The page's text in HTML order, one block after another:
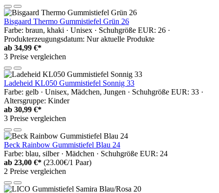
Bisgaard Thermo Gummistiefel Grün 26
Farbe: braun, khaki · Unisex · Schuhgröße EUR: 26 ·
Produkterzeugungsdatum: Nur aktuelle Produkte
ab 34,99 €*
3 Preise vergleichen
Ladeheid KL050 Gummistiefel Sonnig 33
Farbe: gelb · Unisex, Mädchen, Jungen · Schuhgröße EUR: 33 ·
Altersgruppe: Kinder
ab 30,99 €*
3 Preise vergleichen
Beck Rainbow Gummistiefel Blau 24
Farbe: blau, silber · Mädchen · Schuhgröße EUR: 24
ab 23,00 €* (23.00€/1 Paar)
2 Preise vergleichen